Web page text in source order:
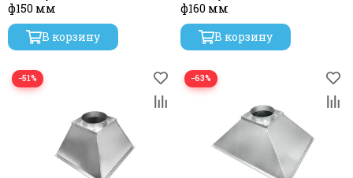
ф150 мм
В корзину
ф160 мм
В корзину
−51% −63%